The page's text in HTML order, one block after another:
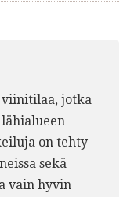
viinitilaa, jotka
on tehty
sekä
vain hyvin